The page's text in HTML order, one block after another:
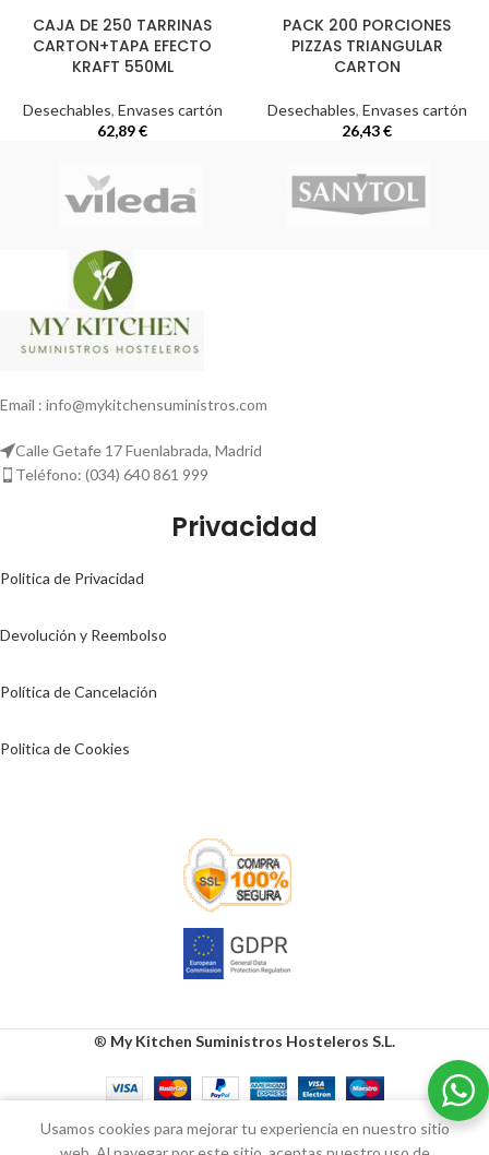
CAJA DE 250 TARRINAS
CARTON+TAPA EFECTO
KRAFT 550ML
Desechables, Envases cartón
62,89€
PACK 200 PORCIONES
PIZZAS TRIANGULAR
CARTON
Desechables, Envases cartón
26,43€
Email : info@mykitchensuministros.com
Calle Getafe 17 Fuenlabrada, Madrid
Teléfono: (034) 640 861 999
Privacidad
Politica de Privacidad
Devolución y Reembolso
Política de Cancelación
Politica de Cookies
® My Kitchen Suministros Hosteleros S.L.
Usamos cookies para mejorar tu experiencia en nuestro sitio
Lista de deseos
CarritoMi cuenta